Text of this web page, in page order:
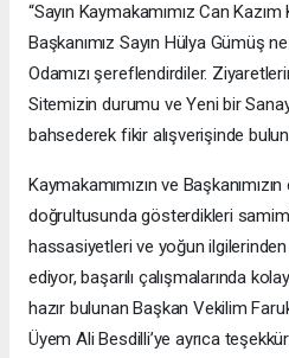
“Sayın Kaymakamımız Can
Başkanımız Sayın Hülya Gümüş
Odamızı şereflendirdiler.
Sitemizin durumu ve Yeni bir
bahsederek fikir alışverişinde
Kaymakamımızın ve
doğrultusunda gösterdikleri
hassasiyetleri ve yoğun
ediyor, başarılı çalışmalarında
hazır bulunan Başkan Vekilim
Üyem Ali Besdilli’ye ayrıca